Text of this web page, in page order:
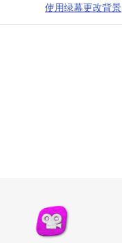
使用绿幕更改背景